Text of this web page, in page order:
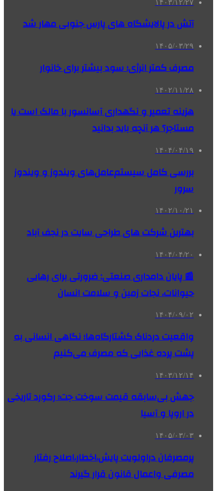
۱۴۰۳/۱۲/۲۷
آتش در پالایشگاه های پارس جنوبی مهار شد
۱۴۰۵/۰۳/۲۹
مصرف کمتر انرژی؛ سود بیشتر برای خانوار
۱۴۰۲/۱۱/۲۸
هزینه تعمیر و نگهداری آسانسور با مالک است یا
مستاجر؟ هر آنچه باید بدانید
۱۴۰۴/۰۴/۱۹
بررسی کامل سیستم‌عامل‌های ویندوز و ویندوز
سرور
۱۴۰۲/۱۰/۲۱
بهترین شرکت های طراحی سایت در نجف آباد
۱۴۰۴/۰۴/۲۰
📰 پایان دامداری صنعتی: ضرورتی برای رهایی
حیوانات، نجات زمین و سلامت انسان
۱۴۰۴/۰۹/۰۲
واقعیت دردناک کشتارگاه‌ها؛ نگاهی انسانی به
پشت پرده غذایی که مصرف می‌کنیم
۱۴۰۳/۱۲/۱۴
جهش بی‌سابقه قیمت سوخت جت؛ رکورد تاریخی
در اروپا و آسیا
۱۴۰۵/۰۳/۰۳
پرمصرفان دراولویت پایش،اخطار،اصلاح رفتار
مصرفی واعمال قانون قرار گیرند